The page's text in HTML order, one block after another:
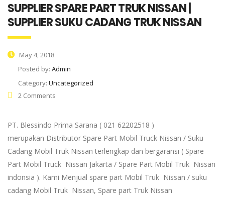
SUPPLIER SPARE PART TRUK NISSAN |
SUPPLIER SUKU CADANG TRUK NISSAN
May 4, 2018
Posted by: Admin
Category: Uncategorized
2 Comments
PT. Blessindo Prima Sarana ( 021 62202518 )
merupakan Distributor Spare Part Mobil Truck Nissan / Suku
Cadang Mobil Truk Nissan terlengkap dan bergaransi ( Spare
Part Mobil Truck Nissan Jakarta / Spare Part Mobil Truk Nissan
indonsia ). Kami Menjual spare part Mobil Truk Nissan / suku
cadang Mobil Truk Nissan, Spare part Truk Nissan